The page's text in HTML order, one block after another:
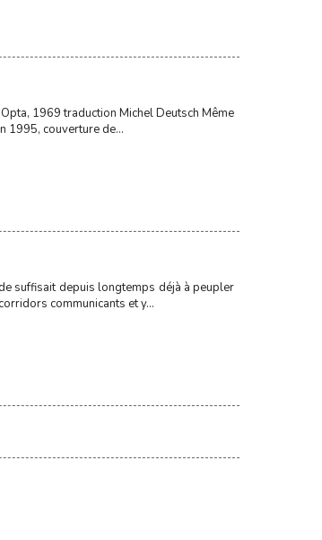
1969 traduction Michel Deutsch Même
1995, couverture de...
suffisait depuis longtemps déjà à peupler
communicants et y...